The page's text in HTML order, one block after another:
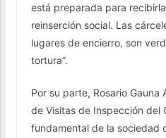
está preparada para
reinserción social. Las
lugares de encierro, son
tortura”.
Por su parte, Rosario Gauna
de Visitas de Inspección del
fundamental de la sociedad